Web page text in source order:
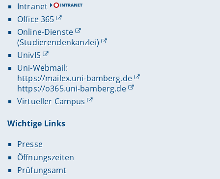
Intranet
Office 365
Online-Dienste
(Studierendenkanzlei)
UnivIS
Uni-Webmail:
https://mailex.uni-bamberg.de
https://o365.uni-bamberg.de
Virtueller Campus
Wichtige Links
Presse
Öffnungszeiten
Prüfungsamt